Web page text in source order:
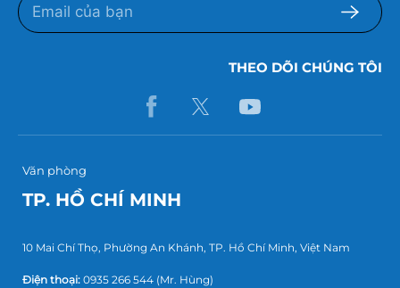
THEO DÕI CHÚNG TÔI
Văn phòng
TP. HỒ CHÍ MINH
10 Mai Chí Thọ, Phường An Khánh, TP. Hồ Chí Minh, Việt Nam
Điện thoại: 0935 266 544 (Mr. Hùng)